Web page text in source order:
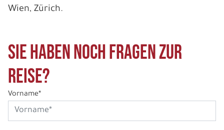
Wien, Zürich.
Sie haben noch Fragen zur
Reise?
Vorname*